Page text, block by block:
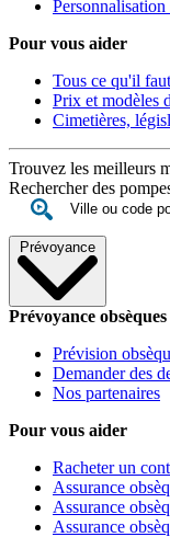
Personnalisation
Pour vous aider
Tous ce qu'il
Prix et modèles
Cimetières,
Trouvez les meilleurs
Rechercher des
Prévoyance
Prévoyance obsèques
Prévision
Demander des
Nos partenaires
Pour vous aider
Racheter un
Assurance
Assurance
Assurance